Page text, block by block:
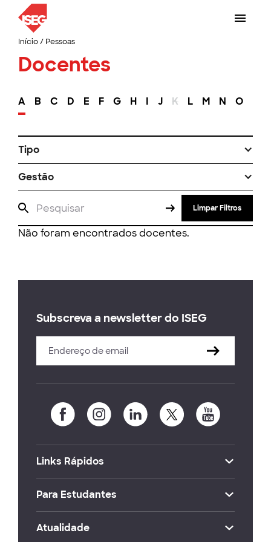
Início/ Pessoas
Docentes
A B C D E F G H I J K L M N O
Tipo
Gestão
Limpar Filtros
Não foram encontrados docentes.
Subscreva a newsletter do ISEG
Links Rápidos
Para Estudantes
Atualidade